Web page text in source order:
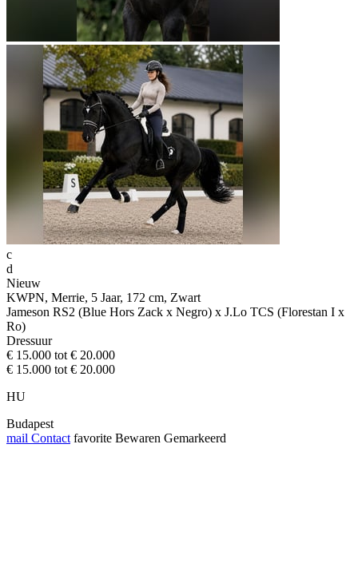
c
d
Nieuw
KWPN, Merrie, 5 Jaar, 172 cm, Zwart
Jameson RS2 (Blue Hors Zack x Negro) x J.Lo TCS (Florestan I x
Ro)
Dressuur
€ 15.000 tot € 20.000
€ 15.000 tot € 20.000
HU
Budapest
mail Contact favorite Bewaren Gemarkeerd